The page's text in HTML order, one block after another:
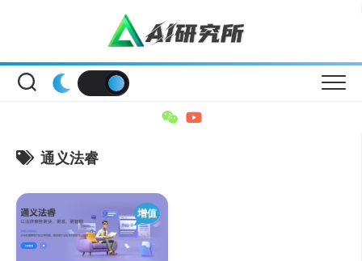
通义法睿
增值